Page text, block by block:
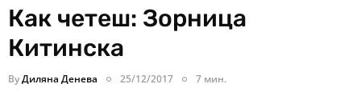
Как четеш: Зорница
Китинска
ByДиляна Денева 25/12/2017 7 мин.